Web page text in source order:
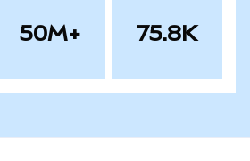
50M+ 75.8K